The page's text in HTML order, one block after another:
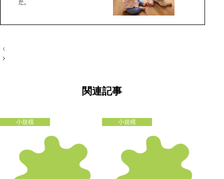
投
稿
関連記事
小規模 小規模